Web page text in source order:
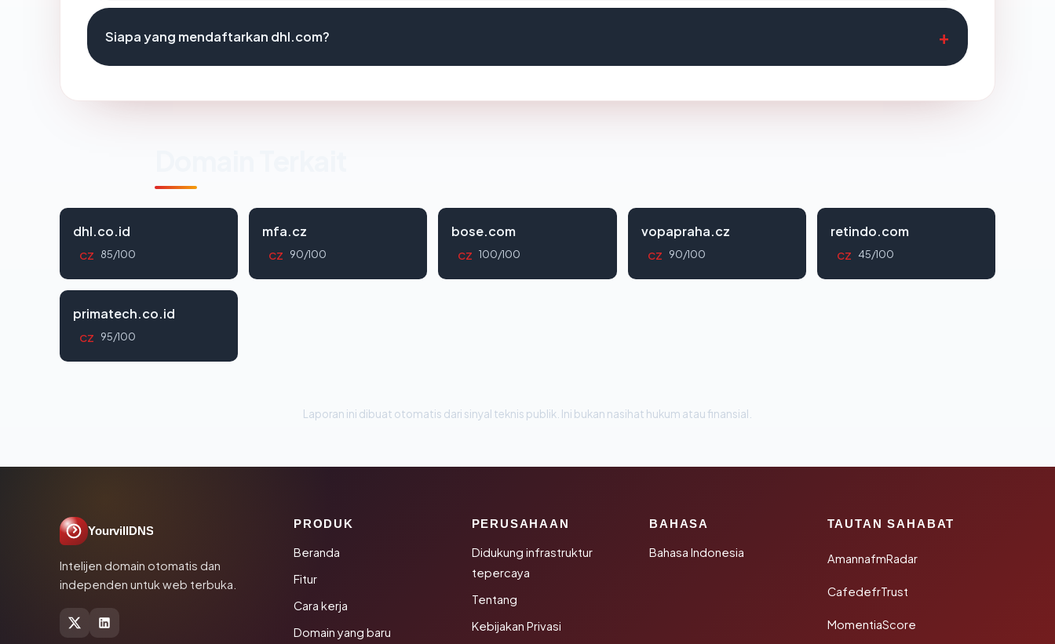
Siapa yang mendaftarkan dhl.com?
dhl.co.id
CZ 85/100
mfa.cz
CZ 90/100
bose.com
CZ 100/100
vopapraha.cz
CZ 90/100
retindo.com
CZ 45/100
primatech.co.id
CZ 95/100
Laporan ini dibuat otomatis dari sinyal teknis publik. Ini bukan nasihat hukum atau finansial.
YourvillDNS
Intelijen domain otomatis dan
independen untuk web terbuka.
PRODUK
Beranda
Fitur
Cara kerja
Domain yang baru
PERUSAHAAN
Didukung infrastruktur
tepercaya
Tentang
Kebijakan Privasi
BAHASA
Bahasa Indonesia
TAUTAN SAHABAT
AmannafmRadar
CafedefrTrust
MomentiaScore